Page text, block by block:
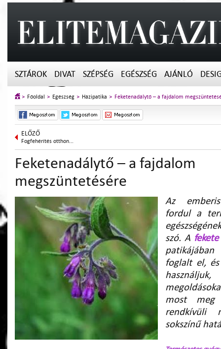
SZTÁROK DIVAT SZÉPSÉG EGÉSZSÉG AJÁNLÓ
Főoldal Egészség Házipatika Feketenadálytő – a fajdalom
ELŐZŐ
Fogfehérítés otthon...
Feketenadálytő – a fajdalom
megszüntetésére
Az
fordul a
szó. A
foglalt el,
most meg
rendkívüli
sokszínű